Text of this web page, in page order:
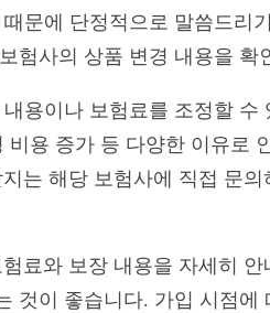
문에 단정적으로 말씀드리
험사의 상품 변경 내용을 확
용이나 보험료를 조정할 수
용 증가 등 다양한 이유로
는 해당 보험사에 직접 문
료와 보장 내용을 자세히
것이 좋습니다. 가입 시점에